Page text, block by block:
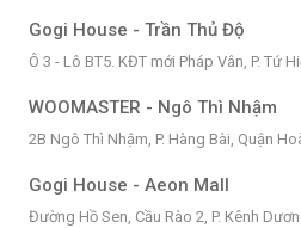
Gogi House - Trần Thủ Độ
Ô 3 - Lô BT5. KĐT mới Pháp Vân, P. Tứ
WOOMASTER - Ngô Thì Nhậm
2B Ngô Thì Nhậm, P. Hàng Bài, Quận
Gogi House - Aeon Mall
Đường Hồ Sen, Cầu Rào 2, P. Kênh